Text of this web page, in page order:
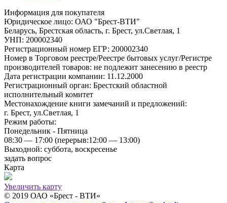
Информация для покупателя
Юридическое лицо: ОАО "Брест-ВТИ"
Беларусь, Брестская область, г. Брест, ул.Светлая, 1
УНП: 200002340
Регистрационный номер ЕГР: 200002340
Номер в Торговом реестре/Реестре бытовых услуг/Регистре
производителей товаров: не подлежит занесению в реестр
Дата регистрации компании: 11.12.2000
Регистрационный орган: Брестский областной
исполнительный комитет
Местонахождение книги замечаний и предложений:
г. Брест, ул.Светлая, 1
Режим работы:
Понедельник - Пятница
08:30 — 17:00 (перерыв:12:00 — 13:00)
Выходной: суббота, воскресенье
задать вопрос
Карта
Увеличить карту
© 2019 ОАО «Брест - ВТИ»